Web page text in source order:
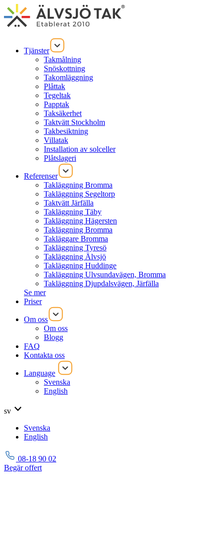
Tjänster
Takmålning
Snöskottning
Takomläggning
Plåttak
Tegeltak
Papptak
Taksäkerhet
Taktvätt Stockholm
Takbesiktning
Villatak
Installation av solceller
Plåtslageri
Referenser
Takläggning Bromma
Takläggning Segeltorp
Taktvätt Järfälla
Takläggning Täby
Takläggning Hägersten
Takläggning Bromma
Takläggare Bromma
Takläggning Tyresö
Takläggning Älvsjö
Takläggning Huddinge
Takläggning Ulvsundavägen, Bromma
Takläggning Djupdalsvägen, Järfälla
Se mer
Priser
Om oss
Om oss
Blogg
FAQ
Kontakta oss
Language
Svenska
English
sv
Svenska
English
08-18 90 02
Begäroffert